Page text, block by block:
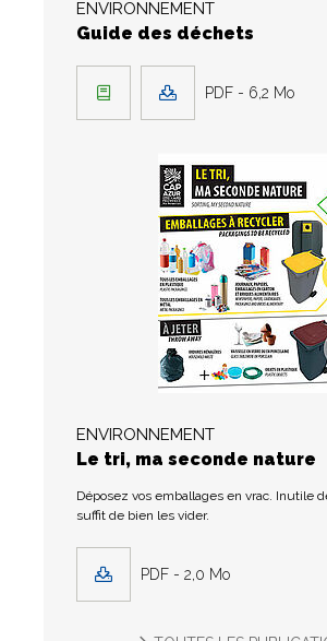
ENVIRONNEMENT
Guide des déchets
PDF - 6,2 Mo
ENVIRONNEMENT
Le tri, ma seconde nature
Déposez vos emballages en vrac. Inutile
suffit de bien les vider.
PDF - 2,0 Mo